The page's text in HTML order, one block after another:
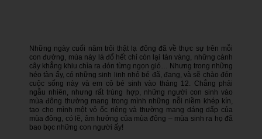
Những ngày cuối năm trôi thật lạ đông đã về thực sự trên mỗi
con đường, mùa này lá đổ hết chỉ còn lại tán vàng, những cành
cây khẳng khiu chìa ra đón từng ngọn gió… Nhưng trong những
héo tàn ấy, có những sinh linh nhỏ bé đã, đang, và sẽ chào đón
cuộc sống này và em cô bé sinh vào tháng 12. Chẳng phải
ngẫu nhiên, nhưng rất trùng hợp, những người con sinh vào
mùa đông thường mang trong mình những nỗi niềm khép kín,
tạo cho mình một vỏ ốc riêng và thường mang dáng dấp của
mùa đông, có lẽ, âm hưởng của mùa đông – mùa sinh ra họ đã
bao bọc những con người ấy!